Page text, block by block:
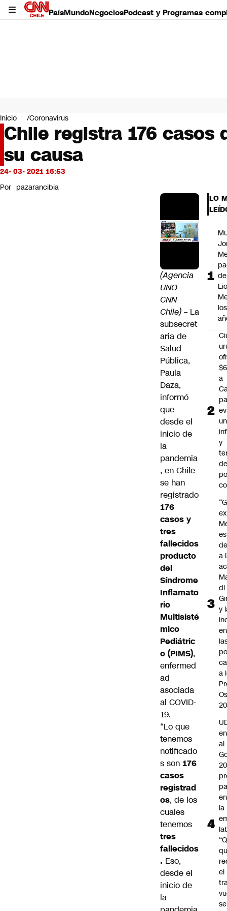
PaísMundoNegociosPodcast y Programas
Mundo
Negocios
Deportes
Programas completos
Cultura
Servicios
CNN Data
Inicio Coronavirus
Chile registra 176 casos
su causa
24- 03- 2021 16:53
Por pazarancibia
(Agencia
UNO –
CNN
Chile) – La
subsecret
aria de
Salud
Pública,
Paula
Daza,
informó
que
desde el
inicio de
la
pandemia
, en Chile
se han
registrado
176
casos y
tres
fallecidos
producto
del
Síndrome
Inflamato
rio
Multisisté
mico
Pediátric
o (PIMS),
enfermed
ad
asociada
al COVID-
19.
“Lo que
tenemos
notificado
s son 176
casos
registrad
os, de los
cuales
tenemos
tres
fallecidos
. Eso,
desde el
inicio de
la
LO
de
a
y
a
di
y
a
al
20
la
el